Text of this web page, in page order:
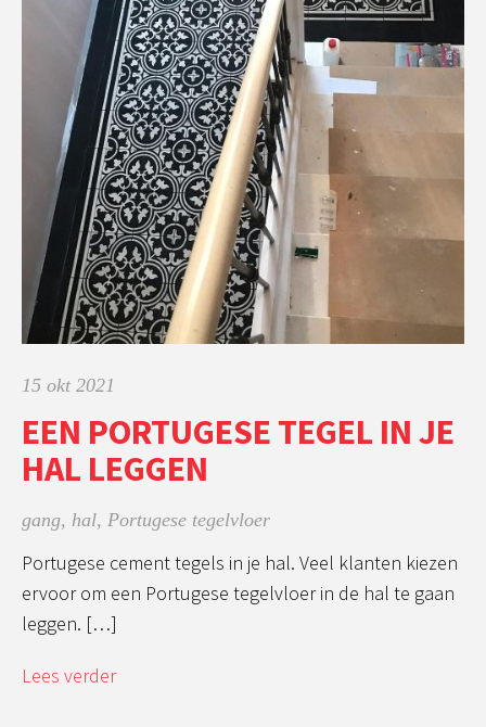
15 okt 2021
EEN PORTUGESE TEGEL IN JE
HAL LEGGEN
gang, hal, Portugese tegelvloer
Portugese cement tegels in je hal. Veel klanten kiezen
ervoor om een Portugese tegelvloer in de hal te gaan
leggen. […]
Lees verder